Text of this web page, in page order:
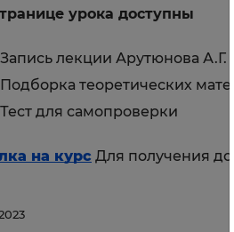
урока доступны
Запись лекции Арутюнова А.Г.
Подборка теоретических
Тест для самопроверки
на курс Для получения